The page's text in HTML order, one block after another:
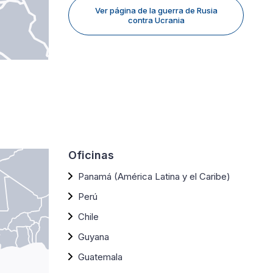
Ver página de la guerra de Rusia
contra Ucrania
Oficinas
Panamá (América Latina y el Caribe)
Perú
Chile
Guyana
Guatemala